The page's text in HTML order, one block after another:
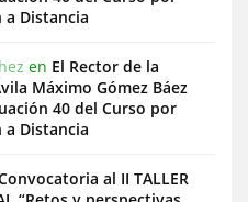
a Distancia
en El Rector de la
Máximo Gómez Báez
40 del Curso por
a Distancia
al II TALLER